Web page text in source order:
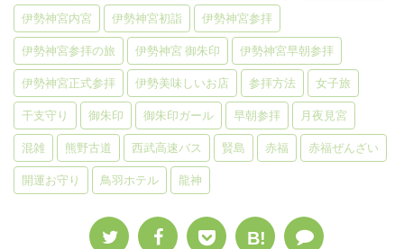
伊勢神宮内宮 伊勢神宮初詣 伊勢神宮参拝
伊勢神宮参拝の旅 伊勢神宮 御朱印 伊勢神宮早朝参拝
伊勢神宮正式参拝 伊勢美味しいお店 参拝方法 女子旅
干支守り 御朱印 御朱印ガール 早朝参拝 月夜見宮
混雑 熊野古道 西武高速バス 賢島 赤福 赤福ぜんざい
開運お守り 鳥羽ホテル 龍神
B!